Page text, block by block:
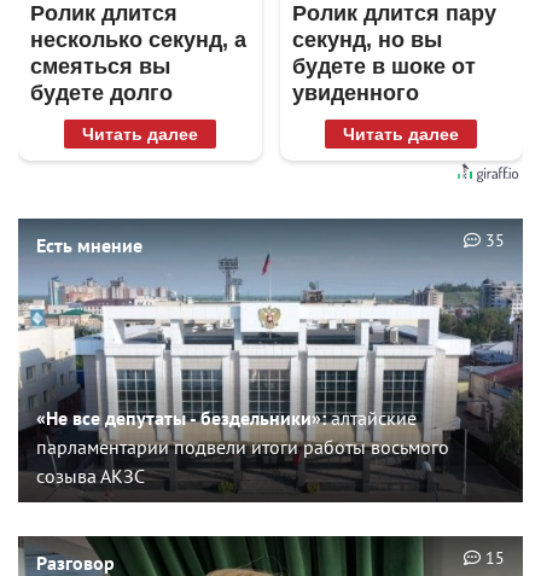
Ролик длится
несколько секунд, а
смеяться вы
будете долго
Читать далее
Ролик длится пару
секунд, но вы
будете в шоке от
увиденного
Читать далее
Есть мнение
«Не все депутаты - бездельники»:алтайские
парламентарии подвели итоги работы восьмого
созыва АКЗС
35
Разговор 15